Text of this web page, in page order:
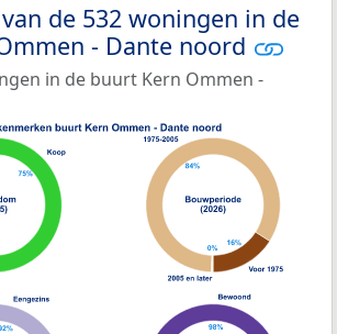
de 532 woningen in de
- Dante noord
in de buurt Kern Ommen -